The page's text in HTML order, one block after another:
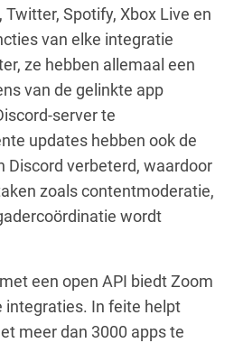
Spotify, Xbox Live en
van elke integratie
ze hebben allemaal een
van de gelinkte app
server te
updates hebben ook de
Discord verbeterd, waardoor
zoals contentmoderatie,
wordt
een open API biedt Zoom
integraties. In feite helpt
meer dan 3000 apps te